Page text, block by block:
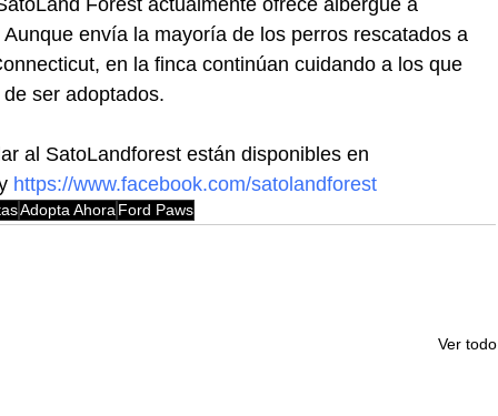
Forest actualmente ofrece albergue a
envía la mayoría de los perros rescatados a
en la finca continúan cuidando a los que
ser adoptados.
al SatoLandforest están disponibles en
https://www.facebook.com/satolandforest
Adopta AhoraFord Paws
Ver todo